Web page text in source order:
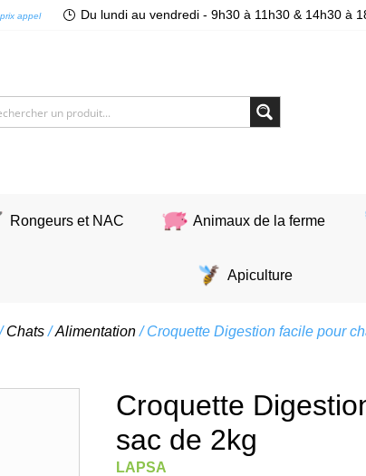
appel Du lundi au vendredi - 9h30 à 11h30 & 14h30 à
Rongeurs et NAC Animaux de la ferme
Apiculture
Chats/Alimentation/ Croquette Digestion facile pour
Croquette
sac de 2kg
LAPSA